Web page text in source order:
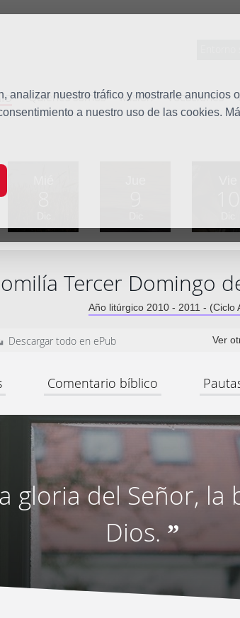
analizar nuestro tráfico y mostrarle anuncios
a nuestro uso de las cookies.
Quiénes somos Misión Vocaciones
Tercer Domingo
Año litúrgico 2010 - 2011 - (Ciclo
Descargar todo en ePub Ver
Comentario bíblico
gloria del Señor, la
Dios. ”